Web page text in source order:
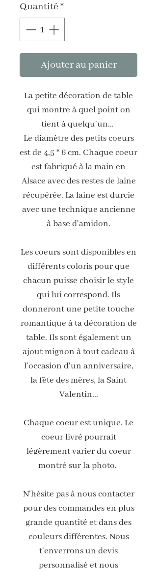
Quantité *
Ajouter au panier
La petite décoration de table
qui montre à quel point on
tient à quelqu'un...
Le diamètre des petits coeurs
est de 4,5 * 6 cm. Chaque coeur
est fabriqué à la main en
Alsace avec des restes de laine
récupérée. La laine est durcie
avec une technique ancienne
à base d'amidon.
Les coeurs sont disponibles en
différents coloris pour que
chacun puisse choisir le style
qui lui correspond. Ils
donneront une petite touche
romantique à ta décoration de
table. Ils sont également un
ajout mignon à tout cadeau à
l'occasion d'un anniversaire,
la fête des mères, la Saint
Valentin...
Chaque coeur est unique. Le
coeur livré pourrait
légèrement varier du coeur
montré sur la photo.
N'hésite pas à nous contacter
pour des commandes en plus
grande quantité et dans des
couleurs différentes. Nous
t'enverrons un devis
personnalisé et nous